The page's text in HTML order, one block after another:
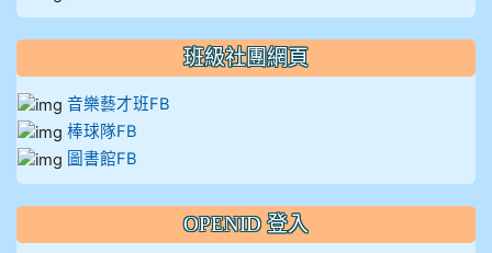
班級社團網頁
音樂藝才班FB
棒球隊FB
圖書館FB
OPENID 登入